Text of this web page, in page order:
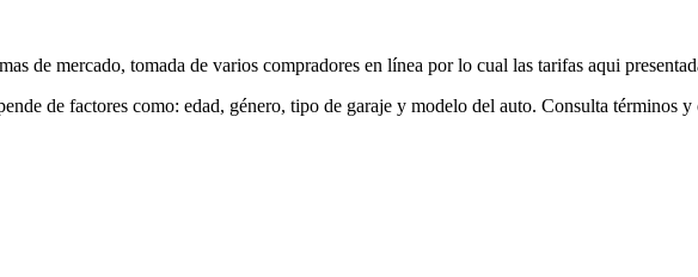
de mercado, tomada de varios compradores en línea por lo cual las tarifas aqui
de factores como: edad, género, tipo de garaje y modelo del auto. Consulta términos y